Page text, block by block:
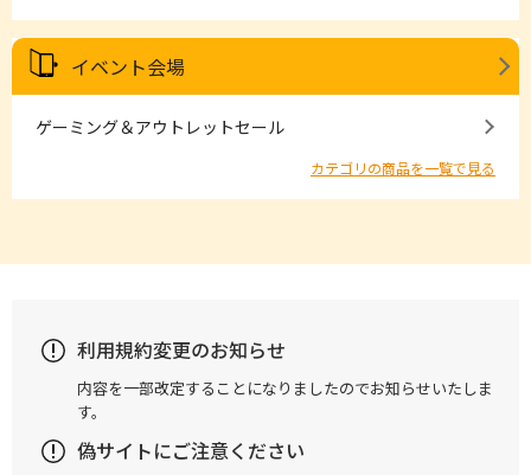
イベント会場
ゲーミング＆アウトレットセール
カテゴリの商品を一覧で見る
利用規約変更のお知らせ
内容を一部改定することになりましたのでお知らせいたしま
す。
偽サイトにご注意ください